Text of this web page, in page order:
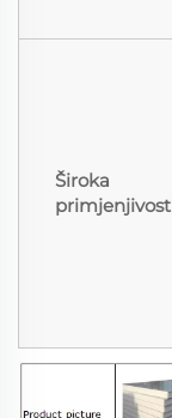
Široka
primjenjivost